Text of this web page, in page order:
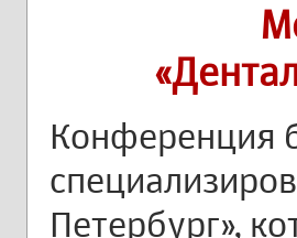
Конференция
Петербург»,